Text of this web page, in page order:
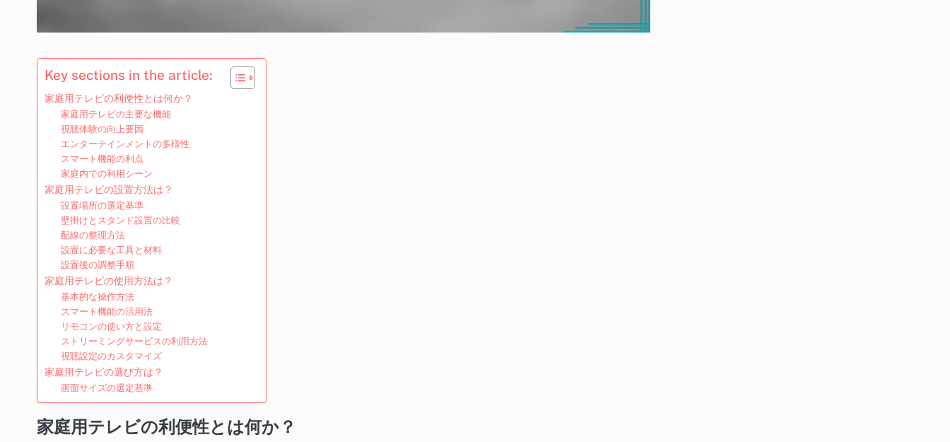
Key sections in the article:
家庭用テレビの利便性とは何か？
家庭用テレビの主要な機能
視聴体験の向上要因
エンターテインメントの多様性
スマート機能の利点
家庭内での利用シーン
家庭用テレビの設置方法は？
設置場所の選定基準
壁掛けとスタンド設置の比較
配線の整理方法
設置に必要な工具と材料
設置後の調整手順
家庭用テレビの使用方法は？
基本的な操作方法
スマート機能の活用法
リモコンの使い方と設定
ストリーミングサービスの利用方法
視聴設定のカスタマイズ
家庭用テレビの選び方は？
画面サイズの選定基準
家庭用テレビの利便性とは何か？